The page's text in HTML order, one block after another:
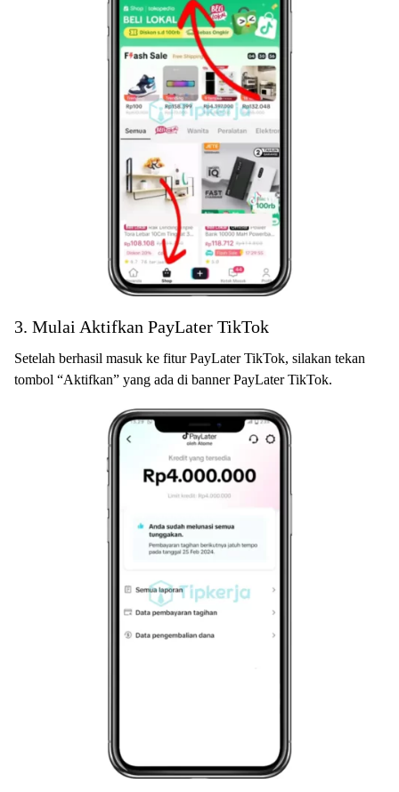
3. Mulai Aktifkan PayLater TikTok
Setelah berhasil masuk ke fitur PayLater TikTok, silakan tekan
tombol “Aktifkan” yang ada di banner PayLater TikTok.